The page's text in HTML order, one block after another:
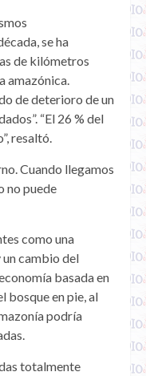
se ha
de kilómetros
amazónica.
de deterioro de un
“El 26 % del
resaltó.
Cuando llegamos
no puede
como una
cambio del
basada en
bosque en pie, al
podría
totalmente